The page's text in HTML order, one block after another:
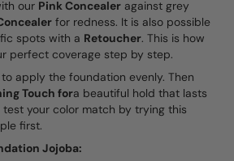
our Pink Concealer against grey
for redness. It is also possible
spots with a Retoucher. This is how
perfect coverage step by step.
to apply the foundation evenly. Then
Touch fora beautiful hold that lasts
test your color match by trying this
first.
Jojoba: